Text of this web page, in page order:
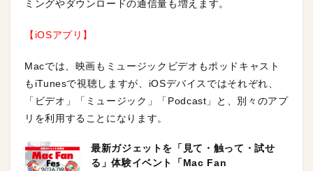
ミングやダウンロードの通信量も増えます。
【iOSアプリ】
Macでは、映画もミュージックビデオもポッドキャスト
もiTunesで視聴しますが、iOSデバイスではそれぞれ、
「ビデオ」「ミュージック」「Podcast」と、別々のアプ
リを利用することになります。
最新ガジェットを「見て・触って・試せ
る」体験イベント「Mac Fan